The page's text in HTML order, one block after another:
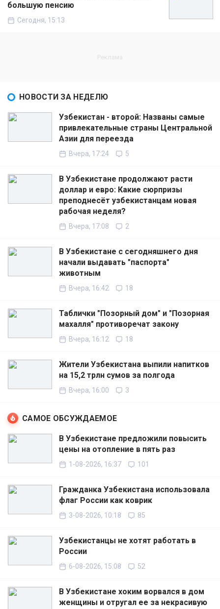
большую пенсию
Сегодня, 15:13
НОВОСТИ ЗА НЕДЕЛЮ
Узбекистан - второй: Названы самые
привлекательные страны Центральной
Азии для переезда
Вчера, 17:24 5
В Узбекистане продолжают расти
доллар и евро: Какие сюрпризы
преподнесёт узбекистанцам новая
рабочая неделя?
Вчера, 17:08 2
В Узбекистане с сегодняшнего дня
начали выдавать "паспорта"
животным
Вчера, 16:42 18
Таблички "Позорный дом" и "Позорная
махалля" противоречат закону
Вчера, 16:12 18
Жители Узбекистана выпили напитков
на 15,2 трлн сумов за полгода
Вчера, 16:00 3
САМОЕ ОБСУЖДАЕМОЕ
В Узбекистане предложили повысить
цены на отопление в пять раз
1-08-2026, 16:37 101
Гражданка Узбекистана использовала
флаг России как коврик
3-08-2026, 10:18 85
Узбекистанцы не хотят работать в
России
6-08-2026, 15:08 52
В Узбекистане хоким ворвался в дом
женщины и отругал ее за некрасивую